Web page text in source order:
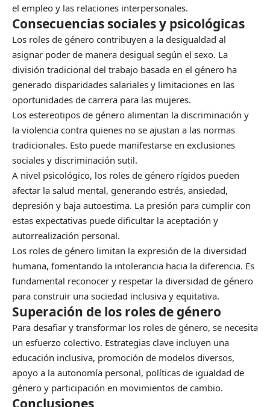
el empleo y las relaciones interpersonales.
Consecuencias sociales y psicológicas
Los roles de género contribuyen a la desigualdad al
asignar poder de manera desigual según el sexo. La
división tradicional del trabajo basada en el género ha
generado disparidades salariales y limitaciones en las
oportunidades de carrera para las mujeres.
Los estereotipos de género alimentan la discriminación y
la violencia contra quienes no se ajustan a las normas
tradicionales. Esto puede manifestarse en exclusiones
sociales y discriminación sutil.
A nivel psicológico, los roles de género rígidos pueden
afectar la salud mental, generando estrés, ansiedad,
depresión y baja autoestima. La presión para cumplir con
estas expectativas puede dificultar la aceptación y
autorrealización personal.
Los roles de género limitan la expresión de la diversidad
humana, fomentando la intolerancia hacia la diferencia. Es
fundamental reconocer y respetar la diversidad de género
para construir una sociedad inclusiva y equitativa.
Superación de los roles de género
Para desafiar y transformar los roles de género, se necesita
un esfuerzo colectivo. Estrategias clave incluyen una
educación inclusiva, promoción de modelos diversos,
apoyo a la autonomía personal, políticas de igualdad de
género y participación en movimientos de cambio.
Conclusiones